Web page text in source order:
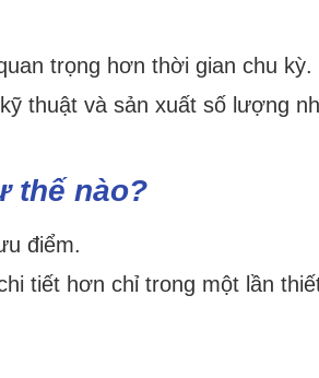
trọng hơn thời gian chu kỳ.
thuật và sản xuất số lượng
thế nào?
điểm.
tiết hơn chỉ trong một lần